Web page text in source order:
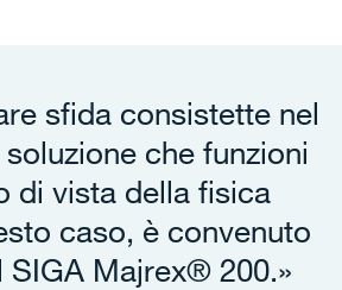
sfida consistette nel
che funzioni
di vista della fisica
caso, è convenuto
SIGA Majrex® 200.»